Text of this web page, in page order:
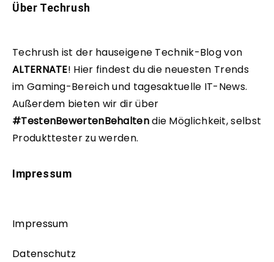
Über Techrush
Techrush ist der hauseigene Technik-Blog von
ALTERNATE! Hier findest du die neuesten Trends
im Gaming-Bereich und tagesaktuelle IT-News.
Außerdem bieten wir dir über
#TestenBewertenBehaltendie Möglichkeit, selbst
Produkttester zu werden.
Impressum
Impressum
Datenschutz